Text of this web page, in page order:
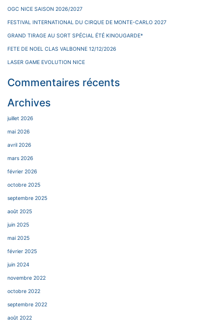
OGC NICE SAISON 2026/2027
FESTIVAL INTERNATIONAL DU CIRQUE DE MONTE-CARLO 2027
GRAND TIRAGE AU SORT SPÉCIAL ÉTÉ KINOUGARDE*
FETE DE NOEL CLAS VALBONNE 12/12/2026
LASER GAME EVOLUTION NICE
Commentaires récents
Archives
juillet 2026
mai 2026
avril 2026
mars 2026
février 2026
octobre 2025
septembre 2025
août 2025
juin 2025
mai 2025
février 2025
juin 2024
novembre 2022
octobre 2022
septembre 2022
août 2022